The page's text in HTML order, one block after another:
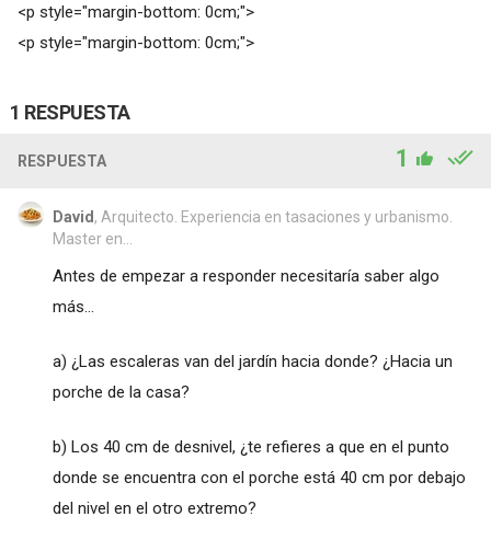
<p style="margin-bottom: 0cm;">
<p style="margin-bottom: 0cm;">
1 RESPUESTA
RESPUESTA 1
David , Arquitecto. Experiencia en tasaciones y urbanismo.
Master en...
Antes de empezar a responder necesitaría saber algo
más...
a) ¿Las escaleras van del jardín hacia donde? ¿Hacia un
porche de la casa?
b) Los 40 cm de desnivel, ¿te refieres a que en el punto
donde se encuentra con el porche está 40 cm por debajo
del nivel en el otro extremo?